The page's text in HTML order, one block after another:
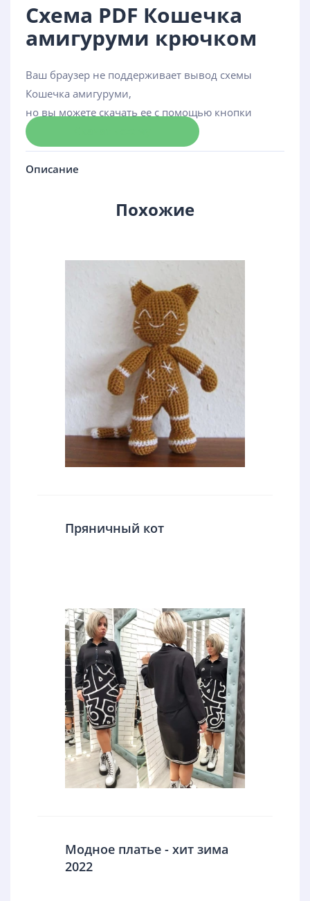
Схема PDF Кошечка
амигуруми крючком
Ваш браузер не поддерживает вывод схемы
Кошечка амигуруми,
но вы можете скачать ее с помощью кнопки
Описание
Похожие
Пряничный кот
Модное платье - хит зима
2022